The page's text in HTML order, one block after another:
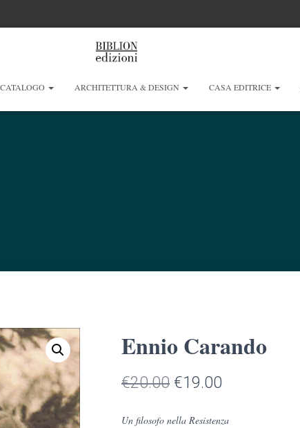
CATALOGO ARCHITETTURA & DESIGN CASA EDITRICE
Ennio Carando
€20.00 Il
€19.00
Un filosofo nella Resistenza